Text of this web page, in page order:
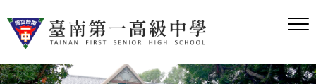
到
內